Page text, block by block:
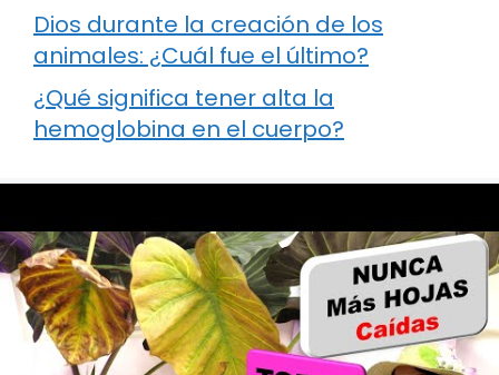
Dios durante la creación de los
animales: ¿Cuál fue el último?
¿Qué significa tener alta la
hemoglobina en el cuerpo?